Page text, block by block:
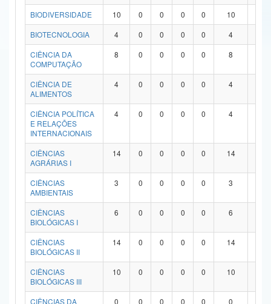
Advocacia-Geral da União
Banco Central do Brasil
BIODIVERSIDADE 10 0 0 0 0 10
BIOTECNOLOGIA
4 0 0 0 0 4
CIÊNCIA DA
COMPUTAÇÃO
8 0 0 0 0 8
CIÊNCIA DE
ALIMENTOS
4 0 0 0 0 4
CIÊNCIA POLÍTICA
E RELAÇÕES
INTERNACIONAIS
4 0 0 0 0 4
CIÊNCIAS
AGRÁRIAS I
14 0 0 0 0 14
CIÊNCIAS
AMBIENTAIS
3 0 0 0 0 3
CIÊNCIAS
BIOLÓGICAS I
6 0 0 0 0 6
CIÊNCIAS
BIOLÓGICAS II
14 0 0 0 0 14
CIÊNCIAS
BIOLÓGICAS III
10 0 0 0 0 10
CIÊNCIAS DA
0 0 0 0 0 0